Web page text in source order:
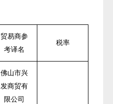
贸易商参
考译名
税率
佛山市兴
发商贸有
限公司